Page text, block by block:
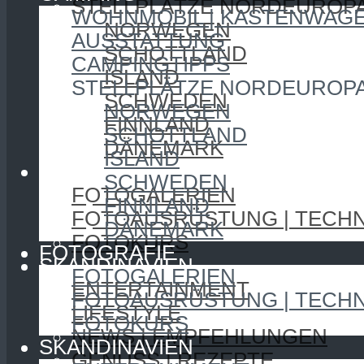
STELLPLÄTZE
NORWEGEN
SCHOTTLAND
ISLAND
SCHWEDEN
FINNLAND
DÄNEMARK
FOTOGRAFIE
FOTOGALERIEN
FOTOAUSRÜSTUNG |
FOTOKURS
SKANDINAVIEN
ENTERTAINMENT
LIFESTYLE
NEWS | EMPFEHLUNGEN
WOHNMOBIL |
AUSSTATTUNG
CAMPINGTIPPS
STELLPLÄTZE
NORWEGEN
SCHOTTLAND
ISLAND
SCHWEDEN
FINNLAND
DÄNEMARK
FOTOGRAFIE
FOTOGALERIEN
FOTOAUSRÜSTUNG |
FOTOKURS
SKANDINAVIEN